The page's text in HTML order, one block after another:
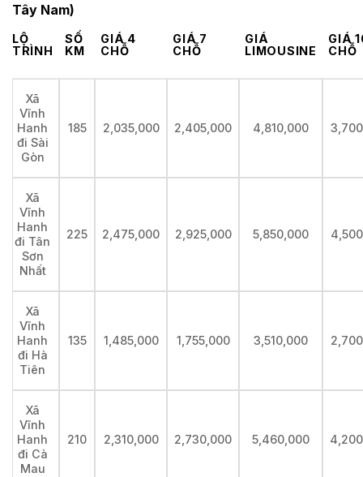
Tây Nam)
LỘ
TRÌNH
SỐ
KM
GIÁ 4
CHỖ
GIÁ 7
CHỖ
GIÁ
LIMOUSINE
GIÁ
CHỖ
Xã
Vĩnh
Hanh
đi Sài
Gòn
185 2,035,000 2,405,000 4,810,000
Xã
Vĩnh
Hanh
đi Tân
Sơn
Nhất
225 2,475,000 2,925,000 5,850,000
Xã
Vĩnh
Hanh
đi Hà
Tiên
135 1,485,000 1,755,000 3,510,000
Xã
Vĩnh
Hanh
đi Cà
Mau
210 2,310,000 2,730,000 5,460,000